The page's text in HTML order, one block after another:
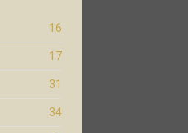
16
17
31
34